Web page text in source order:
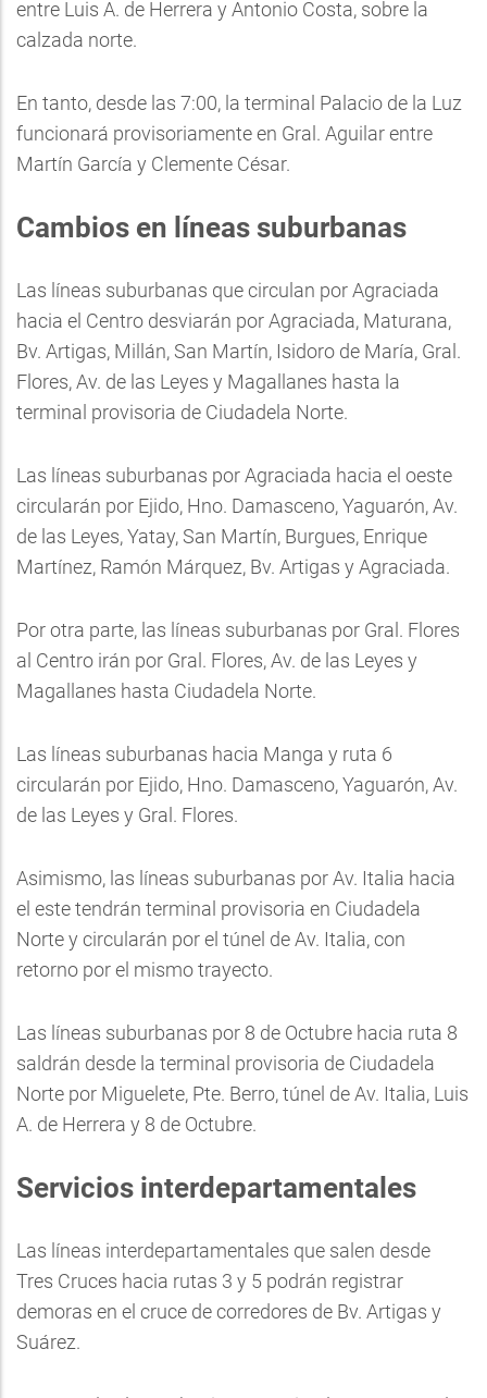
entre Luis A. de Herrera y Antonio Costa, sobre la
calzada norte.
En tanto, desde las 7:00, la terminal Palacio de la Luz
funcionará provisoriamente en Gral. Aguilar entre
Martín García y Clemente César.
Cambios en líneas suburbanas
Las líneas suburbanas que circulan por Agraciada
hacia el Centro desviarán por Agraciada, Maturana,
Bv. Artigas, Millán, San Martín, Isidoro de María, Gral.
Flores, Av. de las Leyes y Magallanes hasta la
terminal provisoria de Ciudadela Norte.
Las líneas suburbanas por Agraciada hacia el oeste
circularán por Ejido, Hno. Damasceno, Yaguarón, Av.
de las Leyes, Yatay, San Martín, Burgues, Enrique
Martínez, Ramón Márquez, Bv. Artigas y Agraciada.
Por otra parte, las líneas suburbanas por Gral. Flores
al Centro irán por Gral. Flores, Av. de las Leyes y
Magallanes hasta Ciudadela Norte.
Las líneas suburbanas hacia Manga y ruta 6
circularán por Ejido, Hno. Damasceno, Yaguarón, Av.
de las Leyes y Gral. Flores.
Asimismo, las líneas suburbanas por Av. Italia hacia
el este tendrán terminal provisoria en Ciudadela
Norte y circularán por el túnel de Av. Italia, con
retorno por el mismo trayecto.
Las líneas suburbanas por 8 de Octubre hacia ruta 8
saldrán desde la terminal provisoria de Ciudadela
Norte por Miguelete, Pte. Berro, túnel de Av. Italia, Luis
A. de Herrera y 8 de Octubre.
Servicios interdepartamentales
Las líneas interdepartamentales que salen desde
Tres Cruces hacia rutas 3 y 5 podrán registrar
demoras en el cruce de corredores de Bv. Artigas y
Suárez.